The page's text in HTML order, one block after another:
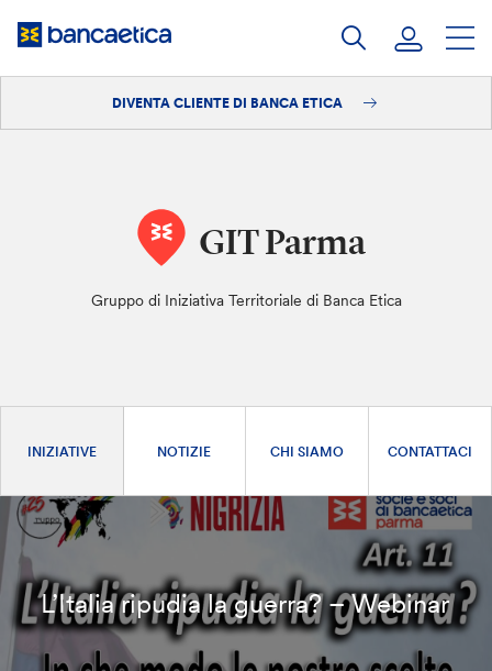
DIVENTA CLIENTE DI BANCA ETICA
GIT Parma
Gruppo di Iniziativa Territoriale di Banca Etica
INIZIATIVE NOTIZIE CHI SIAMO CONTATTACI
L’Italia ripudia la guerra? – Webinar